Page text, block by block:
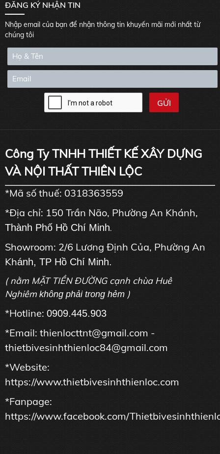
ĐĂNG KÝ NHẬN TIN
Nhập email của bạn để nhận thông tin khuyến mãi mới nhất từ
chúng tôi
Công Ty TNHH THIẾT KẾ XÂY DỰNG
VÀ NỘI THẤT THIÊN LỘC
*Mã số thuế: 0318363559
*Địa chỉ: 150 Trần Não, Phường An Khánh,
Thành Phố Hồ Chí Minh.
Showroom: 2/6 Lương Định Của, Phường An
Khánh, TP Hồ Chí Minh.
( nằm MẶT TIỀN ĐƯỜNG cạnh chùa Huê
Nghiêm không phải trong hẻm )
*Hotline: 0909.445.903
*Email: thienlocttnt@gmail.com -
thietbivesinhthienloc84@gmail.com
*Website:
https://www.thietbivesinhthienloc.com
*Fanpage:
https://www.facebook.com/